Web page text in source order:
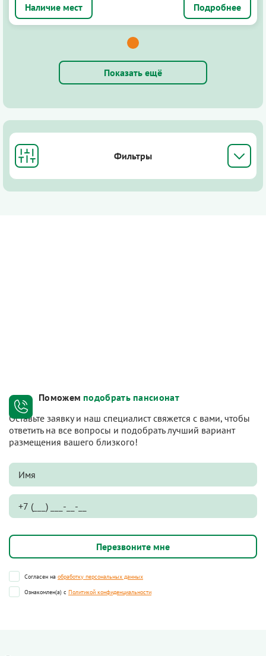
Подробнее
Показать ещё
Фильтры
Поможем подобрать пансионат
Оставьте заявку и наш специалист свяжется с вами, чтобы
ответить на все вопросы и подобрать лучший вариант
размещения вашего близкого!
Согласен на обработку персональных данных
Ознакомлен(а) с Политикой конфиденциальности